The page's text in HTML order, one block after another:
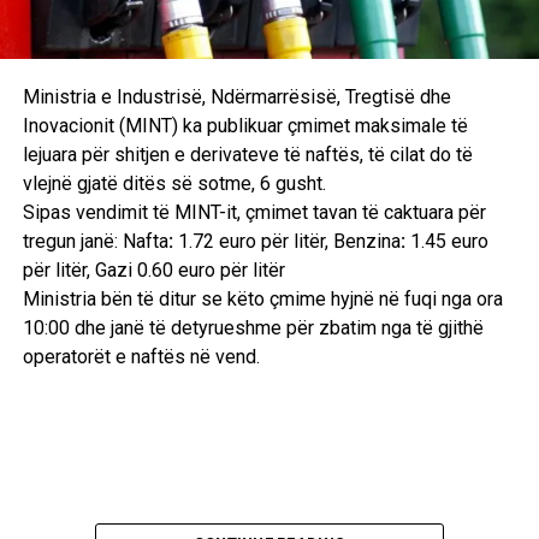
6 gusht 1994
Sarajevës
Mbrëmë në orën 18,35, avionët e NATO-s me kërkesën e
UNPROFOR-it, bombarduan pozicionet e izioluara
tokësore të serbëve të Bosnjës të vendosura në malin
Igman, që shtrihet në zonën e ndaluar prej 20 km, në
rrethinë të Sarajevës, njoftojnë burimet zyrtare diplomatike
dhe ushtarake nga selia e Aleancës së Atlantikut Verior në
Bruksel.
të blinduara M-0, një bateri topash kundërajror dhe dy tri
Ministria e Industrisë, Ndërmarrësisë, Tregtisë dhe
Inovacionit (MINT) ka publikuar çmimet maksimale të
lejuara për shitjen e derivateve të naftës, të cilat do të
vlejnë gjatë ditës së sotme, 6 gusht.
Sipas vendimit të MINT-it, çmimet tavan të caktuara për
tregun janë: Nafta:1.72 euro për litër, Benzina:1.45 euro
për litër, Gazi 0.60 euro për litër
Ministria bën të ditur se këto çmime hyjnë në fuqi nga ora
10:00 dhe janë të detyrueshme për zbatim nga të gjithë
operatorët e naftës në vend.